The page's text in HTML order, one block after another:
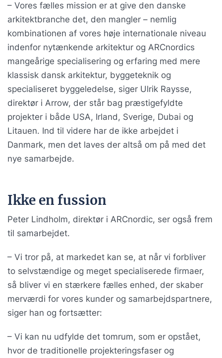
– Vores fælles mission er at give den danske
arkitektbranche det, den mangler – nemlig
kombinationen af vores høje internationale niveau
indenfor nytænkende arkitektur og ARCnordics
mangeårige specialisering og erfaring med mere
klassisk dansk arkitektur, byggeteknik og
specialiseret byggeledelse, siger Ulrik Raysse,
direktør i Arrow, der står bag præstigefyldte
projekter i både USA, Irland, Sverige, Dubai og
Litauen. Ind til videre har de ikke arbejdet i
Danmark, men det laves der altså om på med det
nye samarbejde.
Ikke en fussion
Peter Lindholm, direktør i ARCnordic, ser også frem
til samarbejdet.
– Vi tror på, at markedet kan se, at når vi forbliver
to selvstændige og meget specialiserede firmaer,
så bliver vi en stærkere fælles enhed, der skaber
merværdi for vores kunder og samarbejdspartnere,
siger han og fortsætter:
– Vi kan nu udfylde det tomrum, som er opstået,
hvor de traditionelle projekteringsfaser og